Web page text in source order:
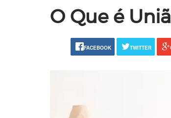
O Que é
FACEBOOK TWITTER